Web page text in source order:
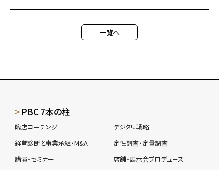
一覧へ
PBC 7本の柱
臨店コーチング
経営診断と事業承継・M&A
講演・セミナー
デジタル戦略
定性調査・定量調査
店舗・展示会プロデュース